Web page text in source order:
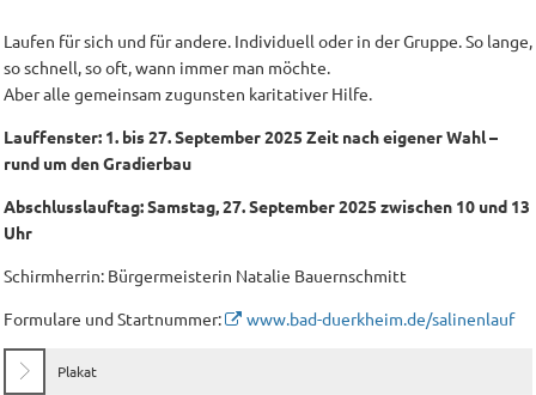
Laufen für sich und für andere. Individuell oder in der Gruppe. So lange,
so schnell, so oft, wann immer man möchte.
Aber alle gemeinsam zugunsten karitativer Hilfe.
Lauffenster: 1. bis 27. September 2025 Zeit nach eigener Wahl –
rund um den Gradierbau
Abschlusslauftag: Samstag, 27. September 2025 zwischen 10 und 13
Uhr
Schirmherrin: Bürgermeisterin Natalie Bauernschmitt
Formulare und Startnummer:
www.bad-duerkheim.de/salinenlauf
Plakat